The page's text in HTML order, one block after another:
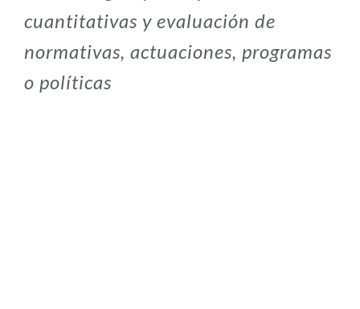
cuantitativas y evaluación de
normativas, actuaciones, programas
o políticas